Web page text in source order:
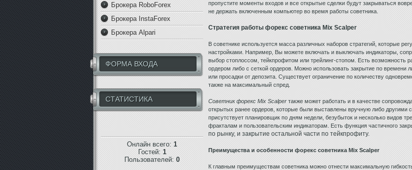
Брокера RoboForex
Брокера InstaForex
Брокера Alpari
ФОРМА ВХОДА
СТАТИСТИКА
Онлайн всего: 1
Гостей: 1
Пользователей: 0
пропустите моменты входов и все открытые сделки будут закрываться
не держать включенным компьютер во время работы советника.
Стратегия работы форекс советника Mix Scalper
В советнике используется масса различных наборов стратегий, которые
настройками. Например, Вы можете включать и выключать индикаторы,
выбор стоплоссом, тейкпрофитом или трейлинг-стопом. Есть возможность
ордером либо с сеткой ордеров. Можно использовать закрытие по времени
или просадки от депозита. Существует ограничение по количеству
также на максимальный спред.
Советник форекс Mix Scalper также может работать и в качестве
открытых ранее ордеров, которые были выставлены вручную либо другими
присутствует планировщик по дням недели, безубыток и несколько видов
фракталам и пользовательским индикаторам. Есть функция частичного
по рынку, и закрытие остальной части по тейкпрофиту.
Преимущества и особенности форекс советника Mix Scalper
К главным преимуществам советника можно отнести максимальную